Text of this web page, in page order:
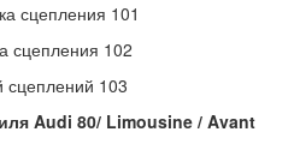
сцепления 101
сцепления 102
сцеплений 103
Audi 80/ Limousine / Avant